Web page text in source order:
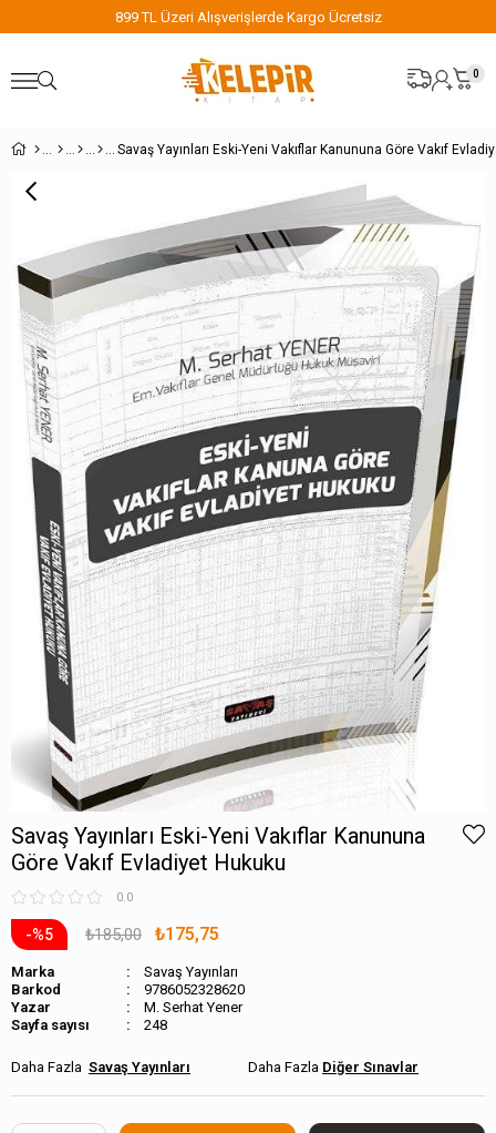
899 TL Üzeri Alışverişlerde Kargo Ücretsiz
0
Savaş Yayınları Eski-Yeni Vakıflar Kanununa
Göre Vakıf Evladiyet Hukuku
0.0
5 ₺185,00 ₺175,75
Marka
Savaş Yayınları
Barkod
9786052328620
M. Serhat Yener
Sayfa sayısı
248
Savaş Yayınları Diğer Sınavlar